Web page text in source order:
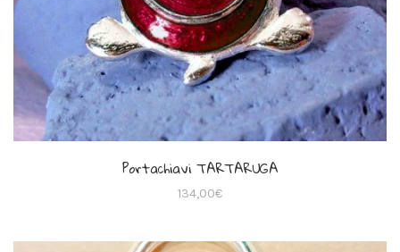
Portachiavi TARTARUGA
134,00€